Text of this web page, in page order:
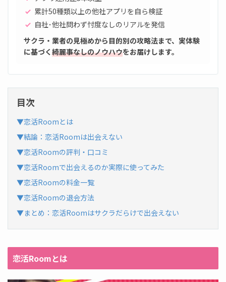
累計50種類以上の他社アプリを自ら検証
自社･他社問わず忖度なしのリアルを発信
サクラ・業者の見極めから目的別の攻略法まで、実体験
に基づく綺麗事なしのノウハウをお届けします。
目次
▼恋活Roomとは
▼結論：恋活Roomは出会えない
▼恋活Roomの評判・口コミ
▼恋活Roomで出会えるのか実際に使ってみた
▼恋活Roomの料金一覧
▼恋活Roomの退会方法
▼まとめ：恋活Roomはサクラだらけで出会えない
恋活Roomとは